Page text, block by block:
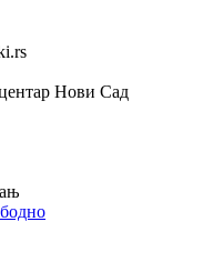
Нови Сад